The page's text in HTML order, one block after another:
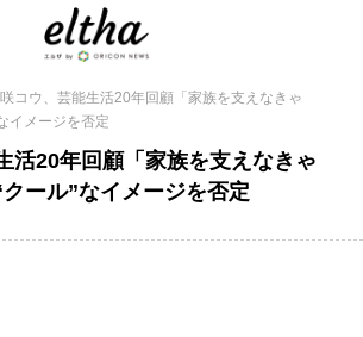
咲コウ、芸能生活20年回顧「家族を支えなきゃ
イメージを否定
活20年回顧「家族を支えなきゃ
ール”なイメージを否定